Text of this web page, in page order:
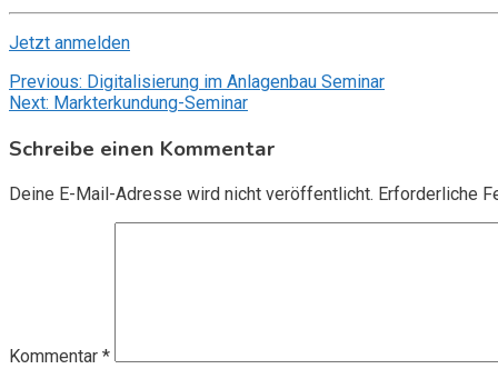
Jetzt anmelden
Beitragsnavigation
Previous: Digitalisierung im Anlagenbau Seminar
Next: Markterkundung-Seminar
Schreibe einen Kommentar
Deine E-Mail-Adresse wird nicht veröffentlicht. Erforderliche
Kommentar *